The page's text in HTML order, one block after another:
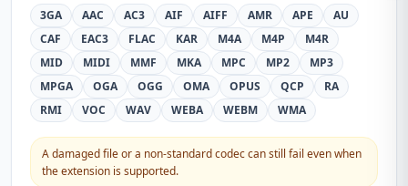
3GA
AAC AC3 AIF AIFF AMR APE
AU
CAF
EAC3 FLAC KAR M4A M4P
M4R
MID
MIDI MMF MKA MPC MP2
MP3
MPGA
OGA OGG OMA OPUS QCP
RA
RMI
VOC WAV WEBA WEBM WMA
A damaged file or a non-standard codec can still fail even when
the extension is supported.